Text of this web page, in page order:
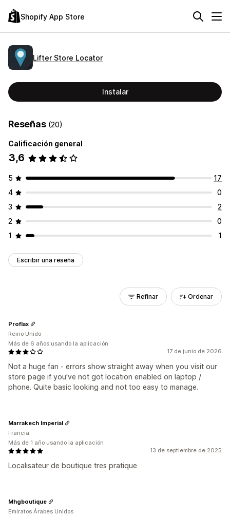
Shopify App Store
Lifter Store Locator
Instalar
Reseñas (20)
Calificación general
3,6
5
17
4
0
3
2
2
0
1
1
Escribir una reseña
Refinar Ordenar
17 de junio de 2026
Not a huge fan - errors show straight away when you visit our
store page if you've not got location enabled on laptop /
phone. Quite basic looking and not too easy to manage.
Proflax
Reino Unido
Más de 6 años usando la aplicación
13 de septiembre de 2025
Localisateur de boutique tres pratique
Marrakech Imperial
Francia
Más de 1 año usando la aplicación
Mhgboutique
Emiratos Árabes Unidos